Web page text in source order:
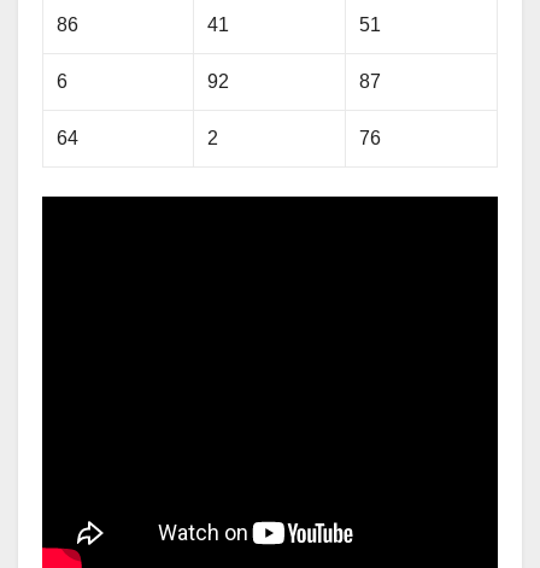
86 41 51
6 92 87
64 2 76